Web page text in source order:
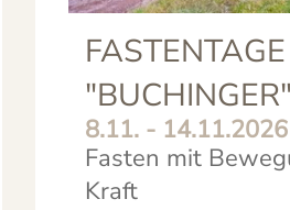
"BUCHINGER"
8.11. - 14.11.2026
Fasten mit
Kraft